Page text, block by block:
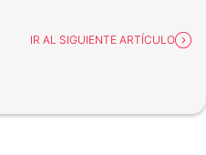
IR AL SIGUIENTE ARTÍCULO